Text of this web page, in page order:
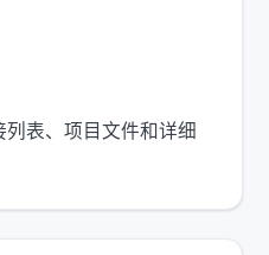
表、项目文件和详细